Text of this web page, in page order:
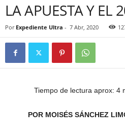
LA APUESTA Y EL
Por Expediente Ultra - 7 Abr, 2020
Tiempo de lectura aprox: 4
POR MOISÉS SÁNCHEZ